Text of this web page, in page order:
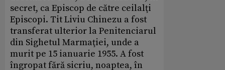
secret, ca Episcop de către ceilalţi
Episcopi. Tit Liviu Chinezu a fost
transferat ulterior la Penitenciarul
din Sighetul Marmaţiei, unde a
murit pe 15 ianuarie 1955. A fost
îngropat fără sicriu, noaptea, în